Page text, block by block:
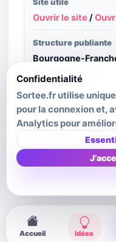
Ouvrir le site /
Structure publiante
Bourgogne-
Crédit image
A. Doin
Dernière mise à
2026-01-
Accueil Idées
Confidentialité
Sortee.fr utilise
pour la connexion et,
Analytics pour